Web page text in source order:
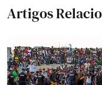
Artigos